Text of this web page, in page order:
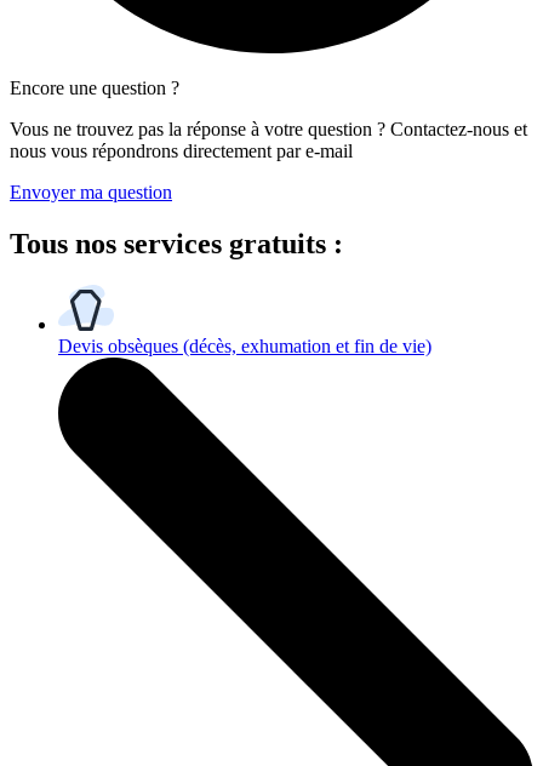
Encore une question ?
Vous ne trouvez pas la réponse à votre question ? Contactez-nous et
nous vous répondrons directement par e-mail
Envoyer ma question
Tous nos services gratuits :
Devis obsèques (décès, exhumation et fin de vie)